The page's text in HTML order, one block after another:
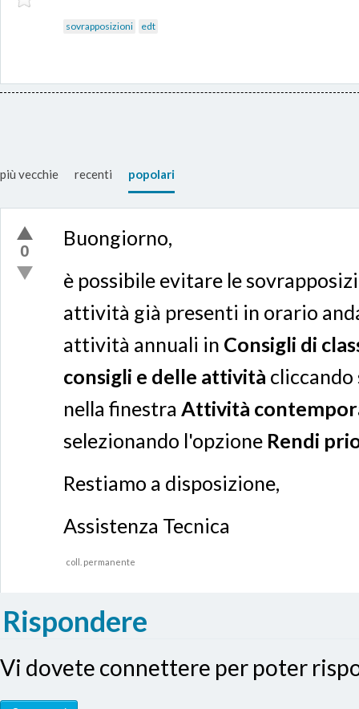
sovrapposizioni edt
più vecchie recenti popolari
0
Buongiorno,
è possibile evitare le
attività già presenti in orario
attività annuali in Consigli di
consigli e delle attività
nella finestra Attività
selezionando l'opzione Rendi
Restiamo a disposizione,
Assistenza Tecnica
coll. permanente
Rispondere
Vi dovete connettere per poter